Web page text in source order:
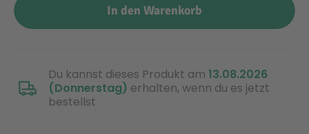
In den Warenkorb
Du kannst dieses Produkt am 13.08.2026
(Donnerstag) erhalten, wenn du es jetzt
bestellst